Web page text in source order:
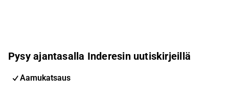
Pysy ajantasalla Inderesin uutiskirjeillä
Aamukatsaus